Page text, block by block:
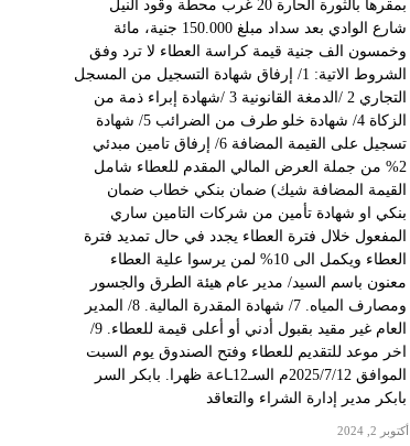
بمقرها بالثورة الحارة 20 غرب محطة وقود النيل
شارع الوادي بعد سداد مبلغ 150.000 جنية، مائة
وخمسون الف جنية قيمة كراسة العطاء لا ترد وفق
الشروط الاتية: 1/ إرفاق شهادة التسجيل من المسجل
التجاري 2 /الدمغة القانونية 3 /شهادة إبراء ذمة من
الزكاة 4/ شهادة خلو طرف من الضرائب 5/ شهادة
تسجيل على القيمة المضافة 6/ إرفاق تامين مبدئي
2% من جملة العرض المالي المقدم للعطاء شامل
القيمة المضافة شيك) ضمان بنكي خطاب ضمان
بنكي او شهادة تأمين من شركات التامين ساري
المفعول خلال فترة العطاء يجدد في حال تمديد فترة
العطاء ويكمل الى 10% لمن يرسوا علية العطاء
معنون باسم السيد/ مدير عام هيئة الطرق والجسور
ومصارف المياه. 7/ شهادة المقدرة المالية. 8/ المدير
العام غير مقيد بقبول أدني أو أعلى قيمة للعطاء. 9/
اخر موعد للتقديم للعطاء وفتح الصندوق يوم السبت
الموافق 2025/7/12م السـ12ـاعة ظهرا. بابكر السر
بابكر مدير إدارة الشراء والتعاقد
أكتوبر 2, 2024